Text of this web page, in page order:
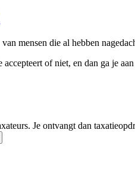
mensen die al hebben
of niet, en dan ga je
Je ontvangt dan